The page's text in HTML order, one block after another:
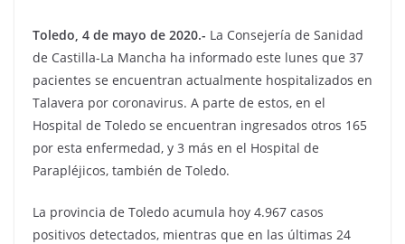
Toledo, 4 de mayo de 2020.- La Consejería de Sanidad
de Castilla-La Mancha ha informado este lunes que 37
pacientes se encuentran actualmente hospitalizados en
Talavera por coronavirus. A parte de estos, en el
Hospital de Toledo se encuentran ingresados otros 165
por esta enfermedad, y 3 más en el Hospital de
Parapléjicos, también de Toledo.
La provincia de Toledo acumula hoy 4.967 casos
positivos detectados, mientras que en las últimas 24